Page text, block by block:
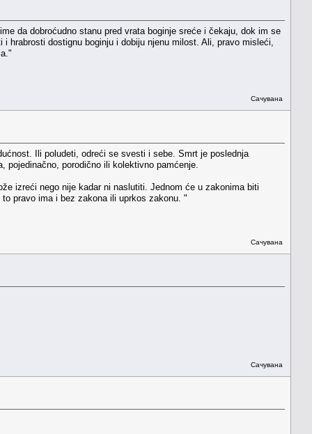
da dobroćudno stanu pred vrata boginje sreće i čekaju, dok im se
dostignu boginju i dobiju njenu milost. Ali, pravo misleći,
Сачувана
Ili poludeti, odreći se svesti i sebe. Smrt je poslednja
porodično ili kolektivno pamćenje.
izreći nego nije kadar ni naslutiti. Jednom će u zakonima biti
pravo ima i bez zakona ili uprkos zakonu. "
Сачувана
Сачувана